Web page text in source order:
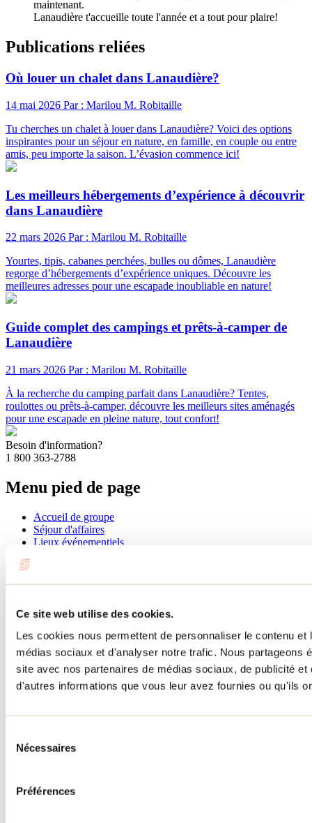
Ce site web utilise des cookies.
Les cookies nous permettent de personnaliser le contenu
médias sociaux et d'analyser notre trafic. Nous partageons
site avec nos partenaires de médias sociaux, de publicité
d'autres informations que vous leur avez fournies ou qu'ils
Nécessaires
Préférences
maintenant.
Lanaudière t'accueille toute l'année et a tout pour plaire!
Publications reliées
Où louer un chalet dans Lanaudière?
14 mai 2026 Par : Marilou M. Robitaille
Tu cherches un chalet à louer dans Lanaudière? Voici des options
inspirantes pour un séjour en nature, en famille, en couple ou entre
amis, peu importe la saison. L’évasion commence ici!
Les meilleurs hébergements d’expérience à découvrir
dans Lanaudière
22 mars 2026 Par : Marilou M. Robitaille
Yourtes, tipis, cabanes perchées, bulles ou dômes, Lanaudière
regorge d’hébergements d’expérience uniques. Découvre les
meilleures adresses pour une escapade inoubliable en nature!
Guide complet des campings et prêts-à-camper de
Lanaudière
21 mars 2026 Par : Marilou M. Robitaille
À la recherche du camping parfait dans Lanaudière? Tentes,
roulottes ou prêts-à-camper, découvre les meilleurs sites aménagés
pour une escapade en pleine nature, tout confort!
Besoin d'information?
1 800 363-2788
Menu pied de page
Accueil de groupe
Séjour d'affaires
Lieux événementiels
Renseignements utiles
Cartes et brochures
Zone entreprises
Offres d'emplois
Vivre et travailler dans Lanaudière
Banque de figurants
Code d’éthique lanaudois
Pour découvrir des idées d’activités et connaître en primeur les